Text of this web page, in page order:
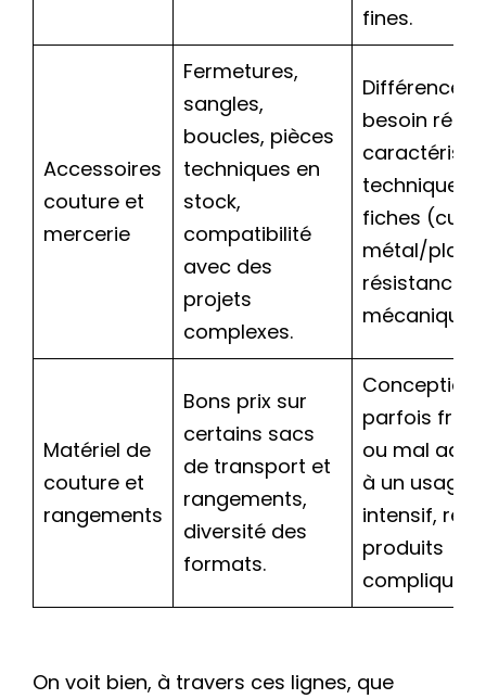
fines.
Accessoires
couture et
mercerie
Fermetures,
sangles,
boucles, pièces
techniques en
stock,
compatibilité
avec des
projets
complexes.
Différence
besoin réel
techniques
fiches
métal/
résistance
mécanique).
Matériel de
couture et
rangements
Bons prix sur
certains sacs
de transport et
rangements,
diversité des
formats.
Conception
parfois
ou mal
à un usage
intensif,
produits
compliqués.
On voit bien, à travers ces lignes, que